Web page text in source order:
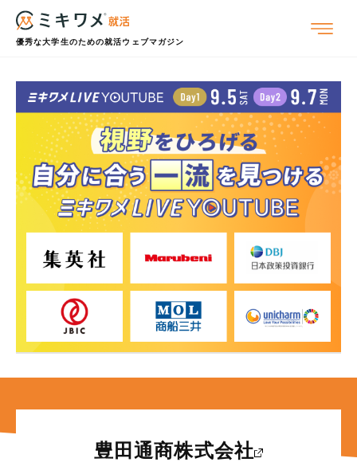
優秀な大学生のための就活ウェブマガジン
豊田通商株式会社